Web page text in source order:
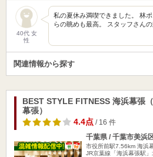
40代 女
性
私の夏休み満喫できました。 林
らの眺めも最高。 スタッフさん
関連情報から探す
BEST STYLE FITNESS 海浜幕張
幕張）
4.4点/ 16 件
千葉県 / 千葉市美浜
市役所前駅7.56km 海浜
JR京葉線「海浜幕張駅